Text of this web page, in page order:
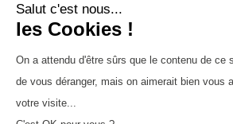
Salut c'est nous...
les Cookies !
Plateforme de Gestion
On a attendu d'être sûrs que le contenu de ce
de vous déranger, mais on aimerait bien vous
votre visite...
6,00
6,15